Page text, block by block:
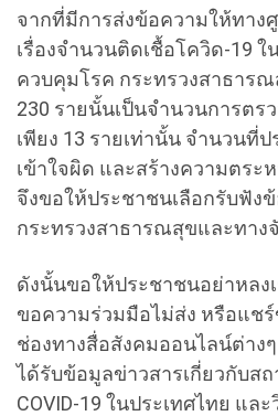
จากที่มีการส่งข้อความให้ทาง
เรื่องจำนวนติดเชื้อโควิด-19
ควบคุมโรค กระทรวงสาธาร
230 รายนั้นเป็นจำนวนการตร
เพียง 13 รายเท่านั้น จำนวนที่
เข้าใจผิด และสร้างความตร
จึงขอให้ประชาชนเลือกรับฟัง
กระทรวงสาธารณสุขและทาง
ดังนั้นขอให้ประชาชนอย่าหลง
ขอความร่วมมือไม่ส่ง หรือแช
ช่องทางสื่อสังคมออนไลน์ต่าง
ได้รับข้อมูลข่าวสารเกี่ยวกับส
COVID-19 ในประเทศไทย แล